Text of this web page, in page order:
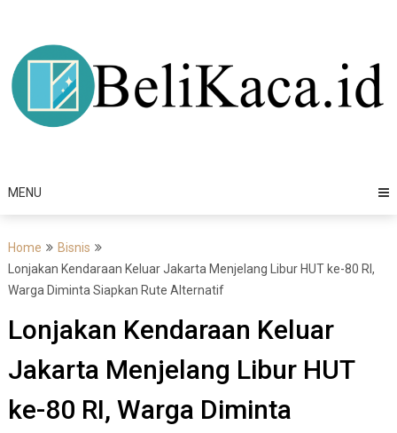
content
MENU
Home
Bisnis
Lonjakan Kendaraan Keluar Jakarta Menjelang Libur HUT ke-80 RI,
Warga Diminta Siapkan Rute Alternatif
Lonjakan Kendaraan Keluar
Jakarta Menjelang Libur HUT
ke-80 RI, Warga Diminta